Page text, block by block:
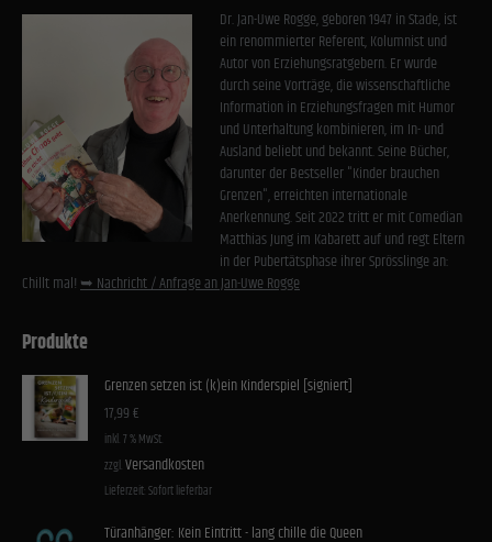
Dr. Jan-Uwe Rogge, geboren 1947 in Stade, ist
ein renommierter Referent, Kolumnist und
Autor von Erziehungsratgebern. Er wurde
durch seine Vorträge, die wissenschaftliche
Information in Erziehungsfragen mit Humor
und Unterhaltung kombinieren, im In- und
Ausland beliebt und bekannt. Seine Bücher,
darunter der Bestseller "Kinder brauchen
Grenzen", erreichten internationale
Anerkennung. Seit 2022 tritt er mit Comedian
Matthias Jung im Kabarett auf und regt Eltern
in der Pubertätsphase ihrer Sprösslinge an:
Chillt mal!➥ Nachricht / Anfrage an Jan-Uwe Rogge
Produkte
Grenzen setzen ist (k)ein Kinderspiel [signiert]
17,99€
inkl. 7 % MwSt.
zzgl. Versandkosten
Lieferzeit: Sofort lieferbar
Türanhänger: Kein Eintritt - lang chille die Queen
Cookie-Informationen anzeigen
Datenschutzerklärung Impressum